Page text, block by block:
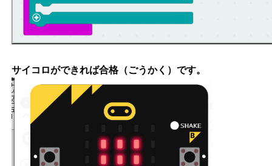
サイコロができれば合格（ごうかく）です。